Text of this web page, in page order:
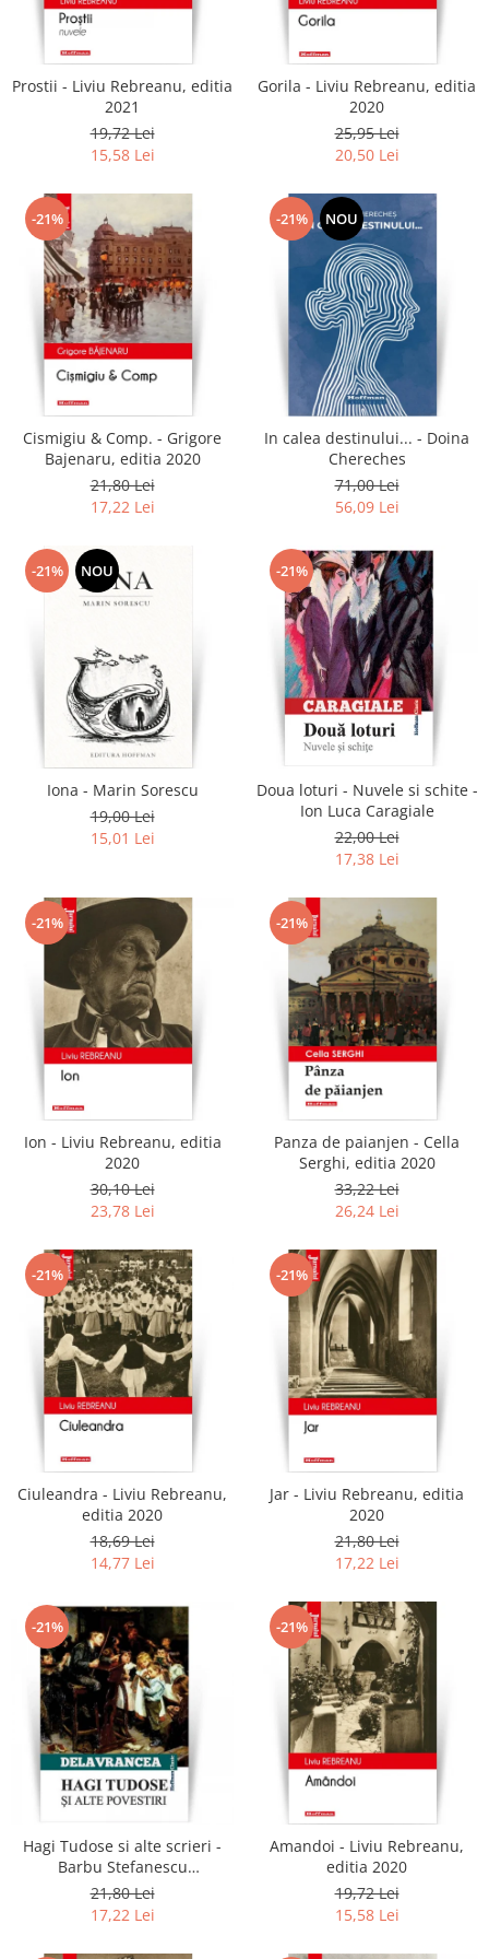
Literatura
Clasica
Contemporana
Universala
Non-fictiune
Calatorii
Memorii
Publicistica / Reportaje / Interviuri
Stiinte umaniste
Istorie
Sociologie si filozofie
Prostii - Liviu Rebreanu, editia
2021
19,72 Lei
15,58 Lei
Gorila - Liviu Rebreanu, editia
2020
25,95 Lei
20,50 Lei
-21%
Cismigiu & Comp. - Grigore
Bajenaru, editia 2020
21,80 Lei
17,22 Lei
-21% NOU
In calea destinului... - Doina
Chereches
71,00 Lei
56,09 Lei
-21% NOU
Iona - Marin Sorescu
19,00 Lei
15,01 Lei
-21%
Doua loturi - Nuvele si schite -
Ion Luca Caragiale
22,00 Lei
17,38 Lei
-21%
Ion - Liviu Rebreanu, editia
2020
30,10 Lei
23,78 Lei
-21%
Panza de paianjen - Cella
Serghi, editia 2020
33,22 Lei
26,24 Lei
-21%
Ciuleandra - Liviu Rebreanu,
editia 2020
18,69 Lei
14,77 Lei
-21%
Jar - Liviu Rebreanu, editia
2020
21,80 Lei
17,22 Lei
-21%
Hagi Tudose si alte scrieri -
Barbu Stefanescu
Delavrancea
21,80 Lei
17,22 Lei
-21%
Amandoi - Liviu Rebreanu,
editia 2020
19,72 Lei
15,58 Lei